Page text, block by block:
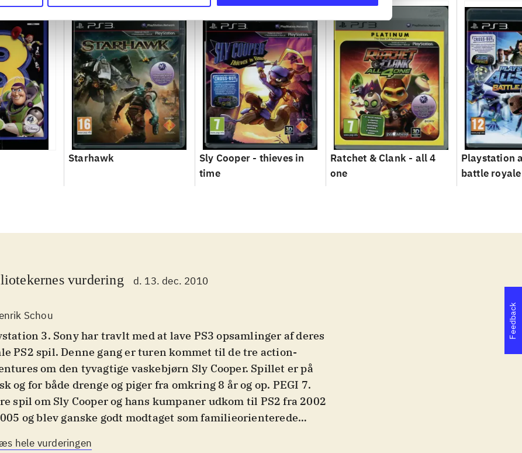
Starhawk
Sly Cooper - thieves in
time
Ratchet & Clank - all 4
one
Playstation
battle royale
vurdering d. 13. dec. 2010
Schou
3. Sony har travlt med at lave PS3 opsamlinger af deres
PS2 spil. Denne gang er turen kommet til de tre action-
om den tyvagtige vaskebjørn Sly Cooper. Spillet er på
og for både drenge og piger fra omkring 8 år og op. PEGI 7.
spil om Sly Cooper og hans kumpaner udkom til PS2 fra 2002
og blev ganske godt modtaget som familieorienterede
hele vurderingen
Feedback